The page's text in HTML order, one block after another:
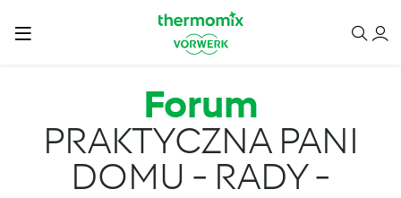
Forum
PRAKTYCZNA PANI
DOMU - RADY -